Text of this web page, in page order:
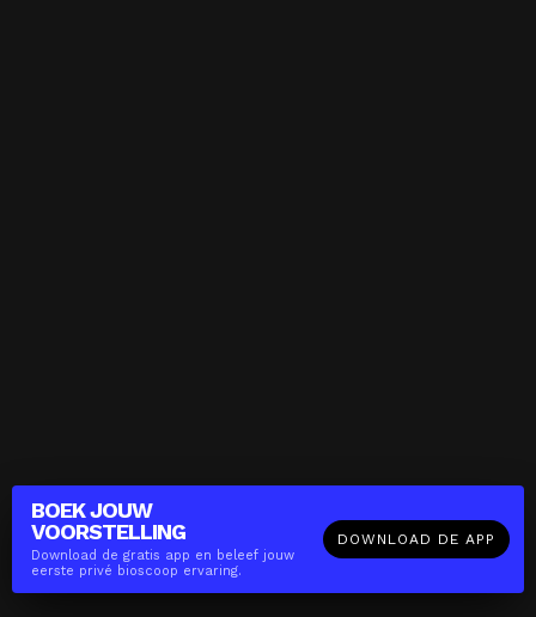
BOEK JOUW
VOORSTELLING
Download de gratis app en beleef jouw
eerste privé bioscoop ervaring.
DOWNLOAD DE APP